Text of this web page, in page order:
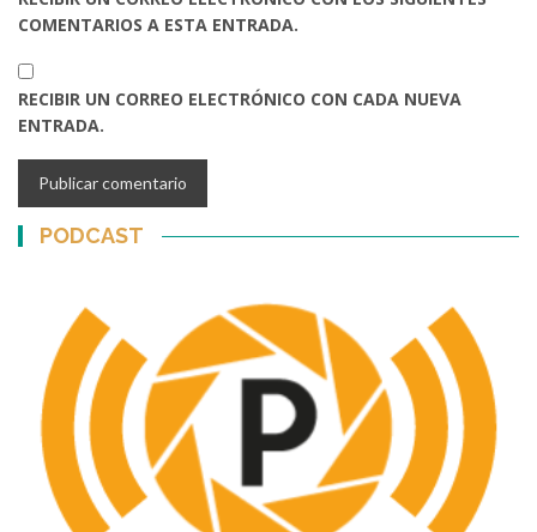
COMENTARIOS A ESTA ENTRADA.
RECIBIR UN CORREO ELECTRÓNICO CON CADA NUEVA
ENTRADA.
PODCAST